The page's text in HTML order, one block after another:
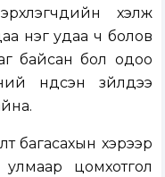
хэлж
нэг удаа ч болов
байсан бол одоо
үндсэн зүйлдээ
багасахын хэрээр
цомхотгол